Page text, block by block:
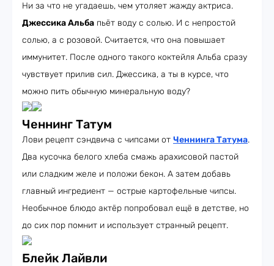
Ни за что не угадаешь, чем утоляет жажду актриса.
Джессика Альба пьёт воду с солью. И с непростой
солью, а с розовой. Считается, что она повышает
иммунитет. После одного такого коктейля Альба сразу
чувствует прилив сил. Джессика, а ты в курсе, что
можно пить обычную минеральную воду?
Ченнинг Татум
Лови рецепт сэндвича с чипсами от Ченнинга Татума.
Два кусочка белого хлеба смажь арахисовой пастой
или сладким желе и положи бекон. А затем добавь
главный ингредиент — острые картофельные чипсы.
Необычное блюдо актёр попробовал ещё в детстве, но
до сих пор помнит и использует странный рецепт.
Блейк Лайвли